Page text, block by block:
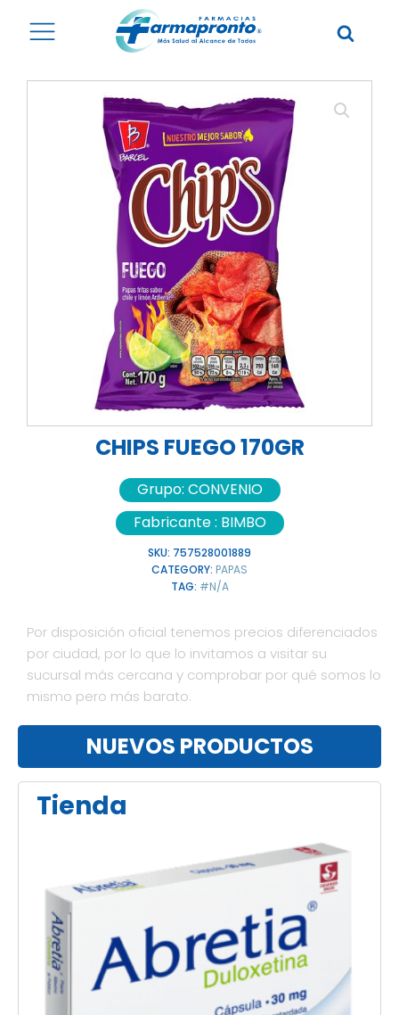
CHIPS FUEGO 170GR
Grupo: CONVENIO
Fabricante : BIMBO
SKU: 757528001889
CATEGORY: PAPAS
TAG: #N/A
Por disposición oficial tenemos precios diferenciados
por ciudad, por lo que lo invitamos a visitar su
sucursal más cercana y comprobar por qué somos lo
mismo pero más barato.
NUEVOS PRODUCTOS
Tienda